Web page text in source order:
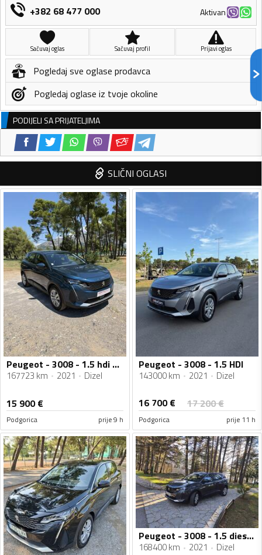
+382 68 477 000 Aktivan
Sačuvaj oglas Sačuvaj profil Prijavi oglas
Pogledaj sve oglase prodavca
Pogledaj oglase iz tvoje okoline
PODIJELI SA PRIJATELJIMA
SLIČNI OGLASI
Peugeot - 3008 - 1.5 hdi Automatik
167723 km 2021 Dizel
15 900€
Podgorica prije 9 h
Peugeot - 3008 - 1.5 HDI
143000 km 2021 Dizel
16 700€ 17 200€
Podgorica prije 11 h
Peugeot - 3008 - 1.5 diesel automatik 2021 god
168400 km 2021 Dizel